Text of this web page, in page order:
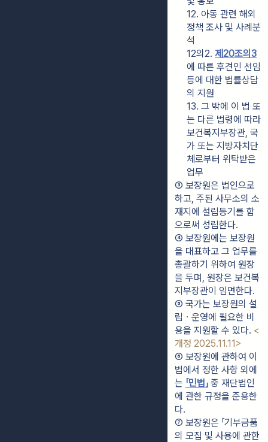
12. 아동 관련 해외
정책 조사 및 사례분
석
12의2. 제20조의3
에 따른 후견인 선임
등에 대한 법률상담
의 지원
13. 그 밖에 이 법 또
는 다른 법령에 따라
보건복지부장관, 국
가 또는 지방자치단
체로부터 위탁받은
업무
③ 보장원은 법인으로
하고, 주된 사무소의 소
재지에 설립등기를 함
으로써 성립한다.
④ 보장원에는 보장원
을 대표하고 그 업무를
총괄하기 위하여 원장
을 두며, 원장은 보건복
지부장관이 임면한다.
⑤ 국가는 보장원의 설
립ㆍ운영에 필요한 비
용을 지원할 수 있다. <
개정 2025.11.11>
⑥ 보장원에 관하여 이
법에서 정한 사항 외에
는 「민법」 중 재단법인
에 관한 규정을 준용한
다.
⑦ 보장원은 「기부금품
의 모집 및 사용에 관한